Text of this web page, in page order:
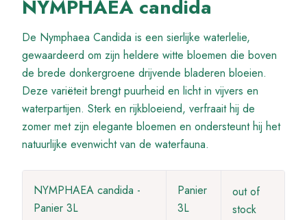
NYMPHAEA candida
De Nymphaea Candida is een sierlijke waterlelie,
gewaardeerd om zijn heldere witte bloemen die boven
de brede donkergroene drijvende bladeren bloeien.
Deze variëteit brengt puurheid en licht in vijvers en
waterpartijen. Sterk en rijkbloeiend, verfraait hij de
zomer met zijn elegante bloemen en ondersteunt hij het
natuurlijke evenwicht van de waterfauna.
NYMPHAEA candida -
Panier 3L
Panier
3L
out of
stock